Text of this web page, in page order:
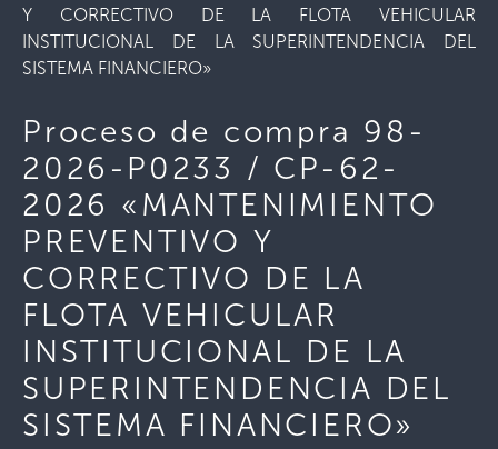
Y CORRECTIVO DE LA FLOTA VEHICULAR
INSTITUCIONAL DE LA SUPERINTENDENCIA DEL
SISTEMA FINANCIERO»
Proceso de compra 98-
2026-P0233 / CP-62-
2026 «MANTENIMIENTO
PREVENTIVO Y
CORRECTIVO DE LA
FLOTA VEHICULAR
INSTITUCIONAL DE LA
SUPERINTENDENCIA DEL
SISTEMA FINANCIERO»